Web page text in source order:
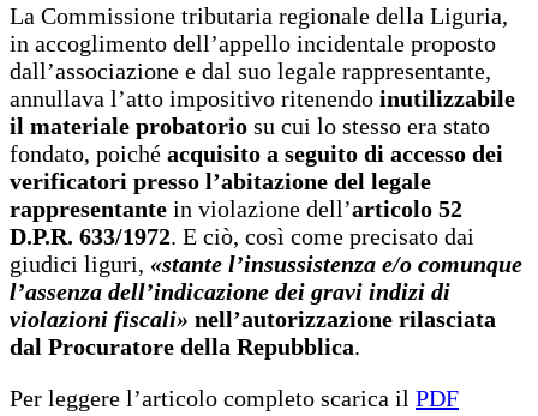
La Commissione tributaria regionale della Liguria,
in accoglimento dell’appello incidentale proposto
dall’associazione e dal suo legale rappresentante,
annullava l’atto impositivo ritenendo inutilizzabile
il materiale probatorio su cui lo stesso era stato
fondato, poiché acquisito a seguito di accesso dei
verificatori presso l’abitazione del legale
rappresentante in violazione dell’articolo 52
D.P.R. 633/1972. E ciò, così come precisato dai
giudici liguri, «stante l’insussistenza e/o comunque
l’assenza dell’indicazione dei gravi indizi di
violazioni fiscali» nell’autorizzazione rilasciata
dal Procuratore della Repubblica.
Per leggere l’articolo completo scarica il PDF